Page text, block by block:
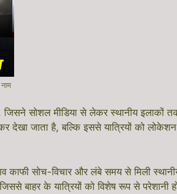
सोशल मीडिया से लेकर स्थानीय इलाकों
देखा जाता है, बल्कि इससे यात्रियों को
सोच-विचार और लंबे समय से मिली
बाहर के यात्रियों को विशेष रूप से परेशानी